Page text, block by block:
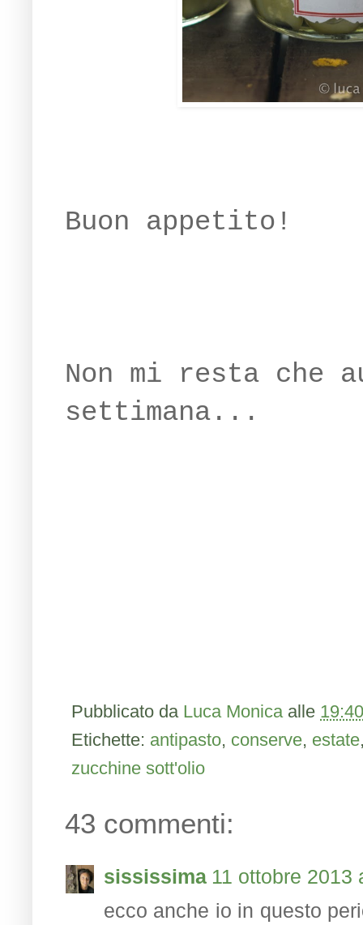
Buon appetito!
Non mi resta che
settimana...
Pubblicato da Luca Monica alle 19:40
Etichette: antipasto, conserve, estate
zucchine sott'olio
43 commenti:
sississima 11 ottobre 2013
ecco anche io in questo